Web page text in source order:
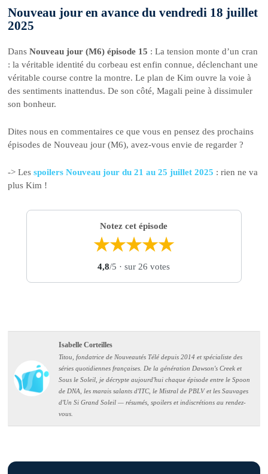
Nouveau jour en avance du vendredi 18 juillet
2025
DansNouveau jour (M6) épisode 15 : La tension monte d’un cran
: la véritable identité du corbeau est enfin connue, déclenchant une
véritable course contre la montre. Le plan de Kim ouvre la voie à
des sentiments inattendus. De son côté, Magali peine à dissimuler
son bonheur.
Dites nous en commentaires ce que vous en pensez des prochains
épisodes de Nouveau jour (M6), avez-vous envie de regarder ?
-> Lesspoilers Nouveau jour du 21 au 25 juillet 2025 : rien ne va
plus Kim !
Notez cet épisode
★★★★★
4,8/5 · sur 26 votes
Isabelle Corteilles
Titou, fondatrice de Nouveautés Télé depuis 2014 et spécialiste des
séries quotidiennes françaises. De la génération Dawson's Creek et
Sous le Soleil, je décrypte aujourd'hui chaque épisode entre le Spoon
de DNA, les marais salants d'ITC, le Mistral de PBLV et les Sauvages
d'Un Si Grand Soleil — résumés, spoilers et indiscrétions au rendez-
vous.